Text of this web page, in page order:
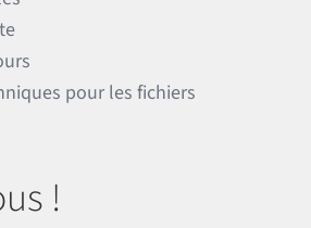
pour les fichiers
!